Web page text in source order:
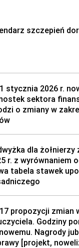
szczepień
stycznia 2026 r.
sektora
o zmiany w
dla żołnierzy
r. z wyrównaniem
tabela stawek
propozycji zmian
Godziny
Nagrody
[projekt,